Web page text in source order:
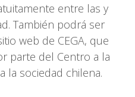
entre las y
También podrá ser
web de CEGA, que
parte del Centro a la
la sociedad chilena.